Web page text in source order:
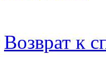
Возврат к